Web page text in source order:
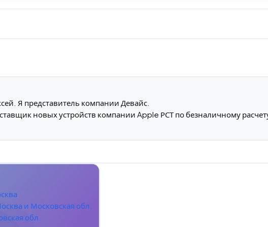
Я представитель компании Девайс.
новых устройств компании Apple РСТ по безналичному
и Московская обл.
обл.